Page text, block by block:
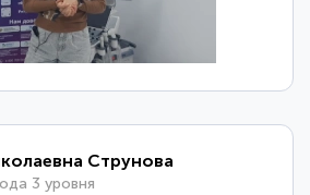
Струнова
3 уровня